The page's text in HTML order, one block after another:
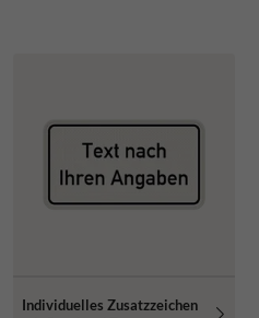
Individuelles Zusatzzeichen